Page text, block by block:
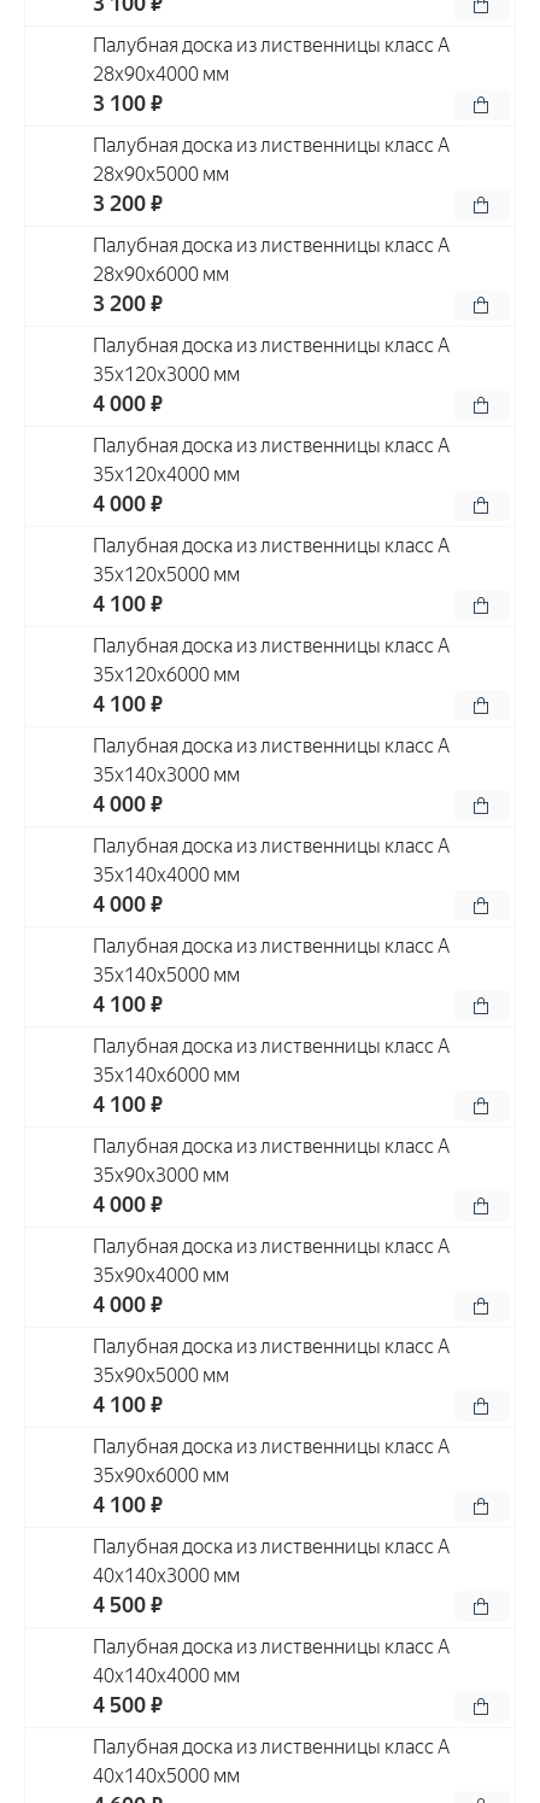
Палубная доска из лиственницы класс А
28x90x4000 мм
3 100 ₽
Палубная доска из лиственницы класс А
28x90x5000 мм
3 200 ₽
Палубная доска из лиственницы класс А
28x90x6000 мм
3 200 ₽
Палубная доска из лиственницы класс А
35x120x3000 мм
4 000 ₽
Палубная доска из лиственницы класс А
35x120x4000 мм
4 000 ₽
Палубная доска из лиственницы класс А
35x120x5000 мм
4 100 ₽
Палубная доска из лиственницы класс А
35x120x6000 мм
4 100 ₽
Палубная доска из лиственницы класс А
35x140x3000 мм
4 000 ₽
Палубная доска из лиственницы класс А
35x140x4000 мм
4 000 ₽
Палубная доска из лиственницы класс А
35x140x5000 мм
4 100 ₽
Палубная доска из лиственницы класс А
35x140x6000 мм
4 100 ₽
Палубная доска из лиственницы класс А
35x90x3000 мм
4 000 ₽
Палубная доска из лиственницы класс А
35x90x4000 мм
4 000 ₽
Палубная доска из лиственницы класс А
35x90x5000 мм
4 100 ₽
Палубная доска из лиственницы класс А
35x90x6000 мм
4 100 ₽
Палубная доска из лиственницы класс А
40x140x3000 мм
4 500 ₽
Палубная доска из лиственницы класс А
40x140x4000 мм
4 500 ₽
Палубная доска из лиственницы класс А
40x140x5000 мм